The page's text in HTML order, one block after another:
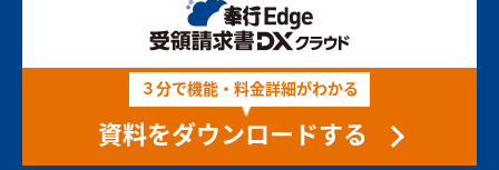
３分で機能・料金詳細がわかる
資料をダウンロードする